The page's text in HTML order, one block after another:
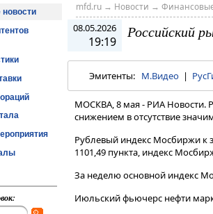
mfd.ru→ Новости →
08.05.2026
19:19
Российский
Эмитенты: М.Видео |
МОСКВА, 8 мая - РИА Новости.
снижением в отсутствие
Рублевый индекс Мосбиржи к
1101,49 пункта, индекс
За неделю основной индекс
Июльский фьючерс нефти